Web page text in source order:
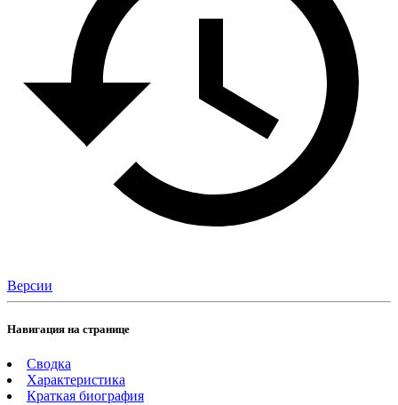
Версии
Навигация на странице
Сводка
Характеристика
Краткая биография